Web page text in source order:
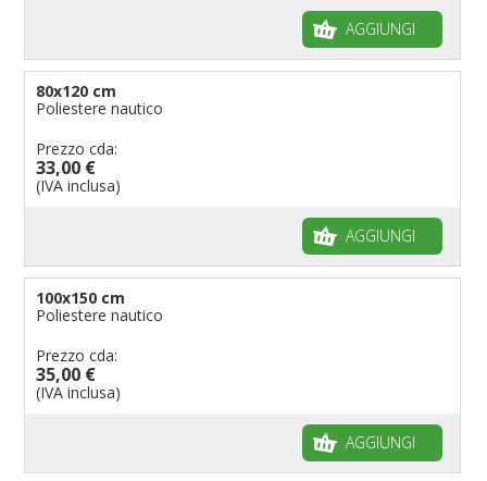
AGGIUNGI
80x120 cm
Poliestere nautico
Prezzo cda:
33,00 €
(IVA inclusa)
AGGIUNGI
100x150 cm
Poliestere nautico
Prezzo cda:
35,00 €
(IVA inclusa)
AGGIUNGI